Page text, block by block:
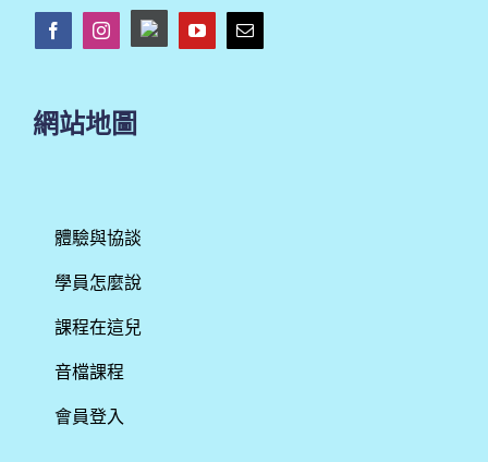
網站地圖
體驗與協談
學員怎麼說
課程在這兒
音檔課程
會員登入